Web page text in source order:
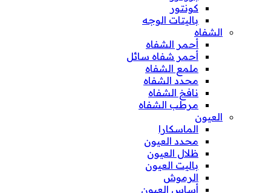
كونتور
باليتات الوجه
الشفاه
أحمر الشفاه
أحمر شفاه سائل
ملمع الشفاه
محدد الشفاه
نافخ الشفاه
مرطب الشفاه
العيون
الماسكارا
محدد العيون
ظلال العيون
باليت العيون
الرموش
أساس العيون